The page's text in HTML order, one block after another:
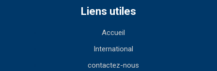
Liens utiles
Accueil
International
contactez-nous